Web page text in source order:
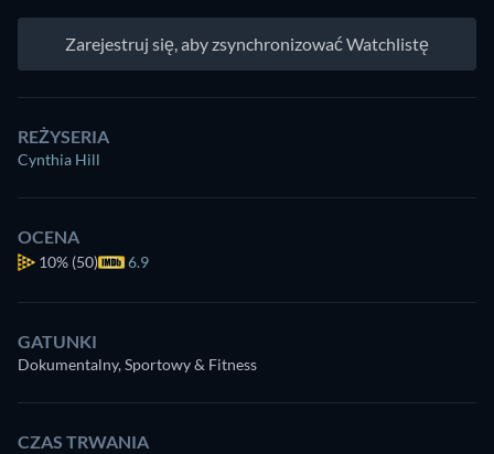
Zarejestruj się, aby zsynchronizować Watchlistę
REŻYSERIA
Cynthia Hill
OCENA
10% (50) 6.9
GATUNKI
Dokumentalny, Sportowy & Fitness
CZAS TRWANIA